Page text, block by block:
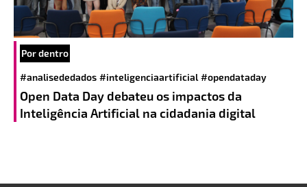
Por dentro
#analisededados #inteligenciaartificial #opendataday
Open Data Day debateu os impactos da
Inteligência Artificial na cidadania digital